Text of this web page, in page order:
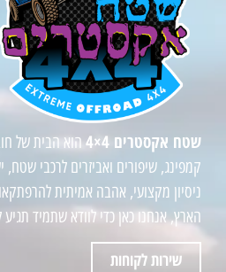
שטח אקסטרים 4×4
הוא הבית של
קמפינג, שיפורים ואביזרים לרכבי
ניסיון מקצועי, אהבה אמיתית
הארץ, אנחנו כאן כדי לוודא שתמיד
שירות לקוחות